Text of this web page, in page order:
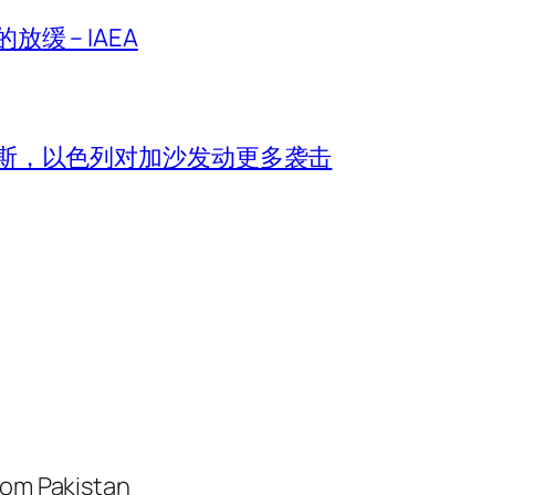
放缓 – IAEA
，以色列对加沙发动更多袭击
Pakistan